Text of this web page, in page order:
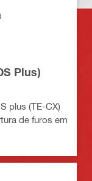
Plus)
plus (TE-CX)
de furos em